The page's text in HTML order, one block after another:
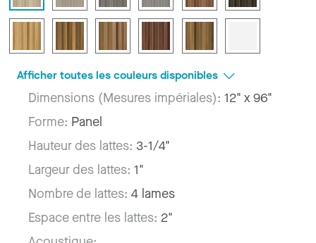
Afficher toutes les couleurs disponibles
Dimensions (Mesures impériales): 12" x 96"
Forme: Panel
Hauteur des lattes: 3-1/4"
Largeur des lattes: 1"
Nombre de lattes: 4 lames
Espace entre les lattes: 2"